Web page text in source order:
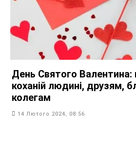
День Святого Валентина:
коханій людині, друзям,
колегам
14 Лютого 2024, 08:56